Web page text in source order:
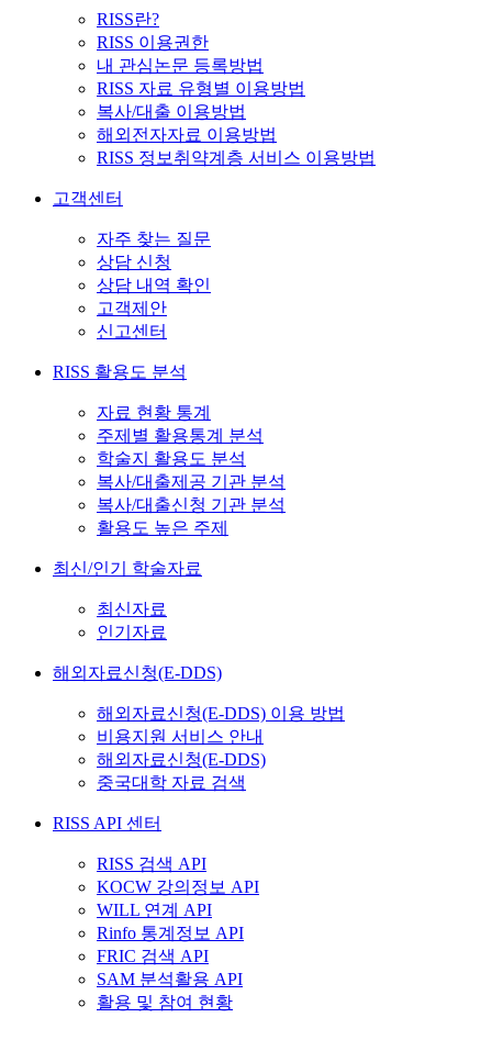
RISS란?
RISS 이용권한
내 관심논문 등록방법
RISS 자료 유형별 이용방법
복사/대출 이용방법
해외전자자료 이용방법
RISS 정보취약계층 서비스 이용방법
고객센터
자주 찾는 질문
상담 신청
상담 내역 확인
고객제안
신고센터
RISS 활용도 분석
자료 현황 통계
주제별 활용통계 분석
학술지 활용도 분석
복사/대출제공 기관 분석
복사/대출신청 기관 분석
활용도 높은 주제
최신/인기 학술자료
최신자료
인기자료
해외자료신청(E-DDS)
해외자료신청(E-DDS) 이용 방법
비용지원 서비스 안내
해외자료신청(E-DDS)
중국대학 자료 검색
RISS API 센터
RISS 검색 API
KOCW 강의정보 API
WILL 연계 API
Rinfo 통계정보 API
FRIC 검색 API
SAM 분석활용 API
활용 및 참여 현황